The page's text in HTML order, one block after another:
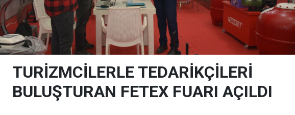
TURİZMCİLERLE TEDARİKÇİLERİ
BULUŞTURAN FETEX FUARI AÇILDI